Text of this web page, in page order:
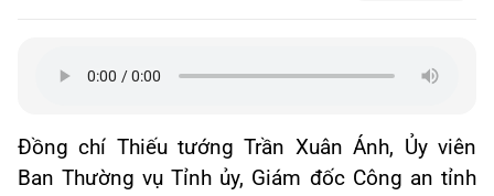
Đồng chí Thiếu tướng Trần Xuân Ánh, Ủy viên
Ban Thường vụ Tỉnh ủy, Giám đốc Công an tỉnh